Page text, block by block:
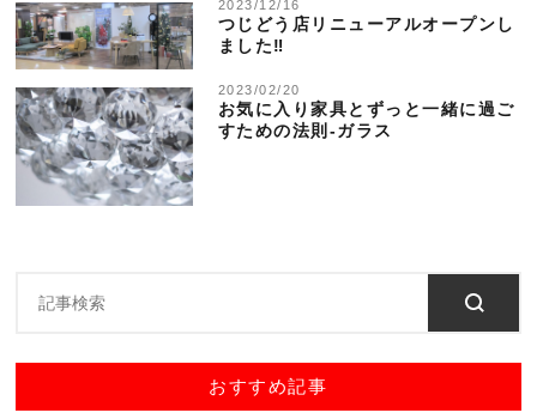
2023/12/16
つじどう店リニューアルオープンし
ました‼
2023/02/20
お気に入り家具とずっと一緒に過ご
すための法則-ガラス
おすすめ記事